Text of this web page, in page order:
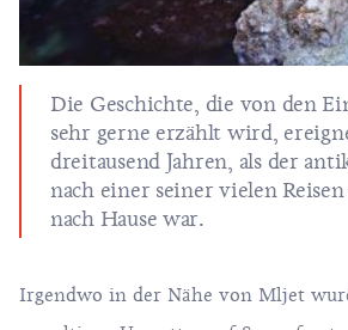
Die Geschichte, die von den
sehr gerne erzählt wird,
dreitausend Jahren, als der
nach einer seiner vielen
nach Hause war.
Irgendwo in der Nähe von Mljet